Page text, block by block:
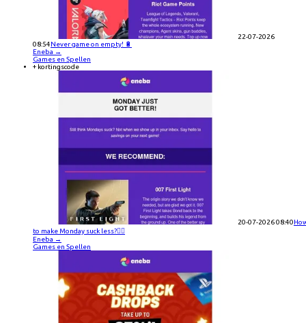
22-07-2026
08:54Never game on empty! 🔋
Eneba →
Games en Spellen
+ kortingscode
20-07-2026 08:40
to make Monday suck less?😵‍💫
Eneba →
Games en Spellen